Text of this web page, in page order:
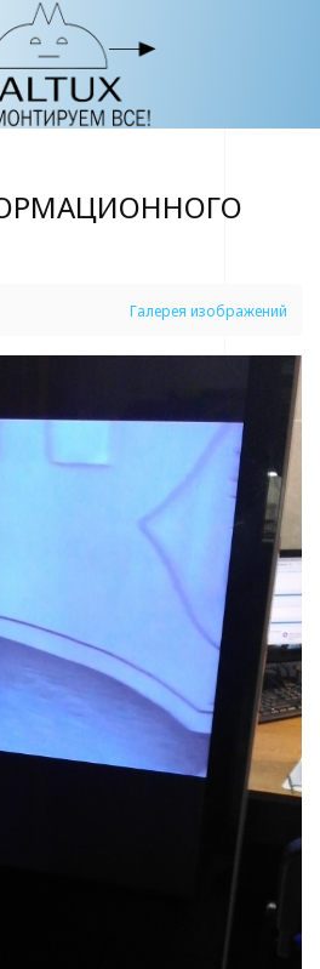
Галерея изображений